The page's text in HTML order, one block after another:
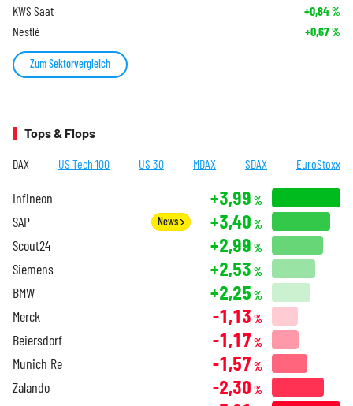
KWS Saat +0,84%
Nestlé +0,67%
Zum Sektorvergleich
Tops & Flops
DAX US Tech 100 US 30 MDAX SDAX EuroStoxx
Infineon +3,99 %
SAP News +3,40 %
Scout24 +2,99 %
Siemens +2,53 %
BMW +2,25 %
Merck -1,13 %
Beiersdorf -1,17 %
Munich Re -1,57 %
Zalando -2,30 %